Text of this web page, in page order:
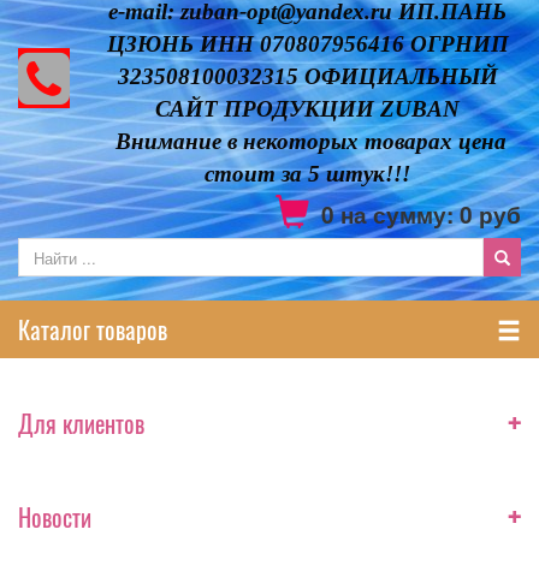
e-mail: zuban-opt@yandex.ru ИП.ПАНЬ
ЦЗЮНЬ ИНН 070807956416 ОГРНИП
323508100032315 ОФИЦИАЛЬНЫЙ
САЙТ ПРОДУКЦИИ ZUBAN
Внимание в некоторых товарах цена
стоит за 5 штук!!!
0на сумму:0руб
Каталог товаров
Для клиентов +
Новости +